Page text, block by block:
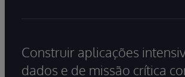
Construir aplicações
dados e de missão crítica